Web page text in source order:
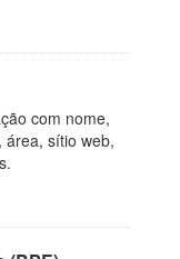
com nome,
área, sítio web,